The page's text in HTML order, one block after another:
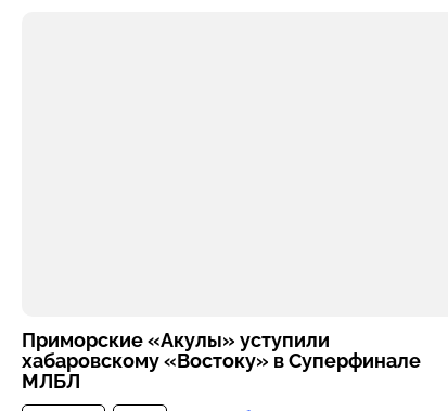
Приморские «Акулы» уступили
хабаровскому «Востоку» в Суперфинале
МЛБЛ